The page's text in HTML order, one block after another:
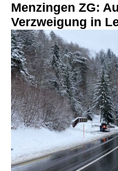
Menzingen ZG:
Verzweigung in